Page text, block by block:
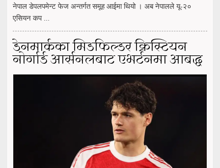
नेपाल डेपलपमेन्ट फेज अन्तर्गत समूह आईमा थियो । अब नेपालले यू-२०
एसियन कप ...
डेनमार्कका मिडफिल्डर क्रिस्टियन
नोर्गार्ड आर्सनलबाट एभर्टनमा आबद्ध